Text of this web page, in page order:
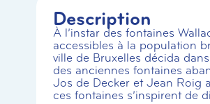
Description
À l’instar des fontaines
accessibles à la population
ville de Bruxelles décida
des anciennes fontaines
Jos de Decker et Jean Roig
ces fontaines s’inspirent de